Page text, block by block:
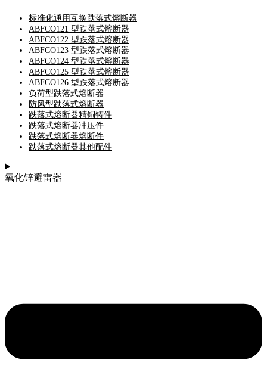
标准化通用互换跌落式熔断器
ABFCO121 型跌落式熔断器
ABFCO122 型跌落式熔断器
ABFCO123 型跌落式熔断器
ABFCO124 型跌落式熔断器
ABFCO125 型跌落式熔断器
ABFCO126 型跌落式熔断器
负荷型跌落式熔断器
防风型跌落式熔断器
跌落式熔断器精铜铸件
跌落式熔断器冲压件
跌落式熔断器熔断件
跌落式熔断器其他配件
氧化锌避雷器